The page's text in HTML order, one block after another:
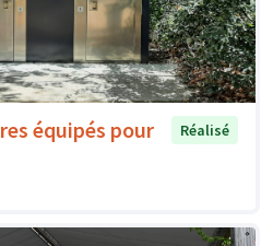
équipés pour
Réalisé